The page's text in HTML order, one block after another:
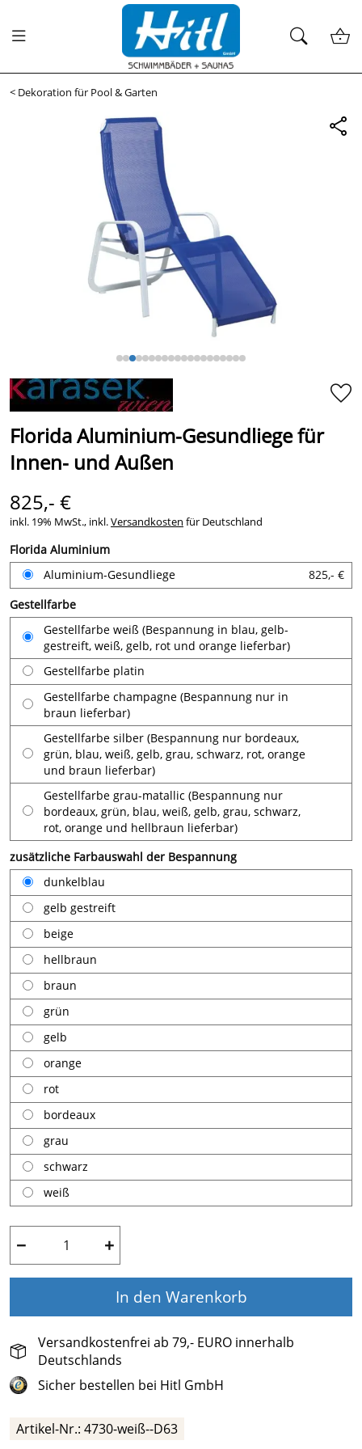
< Dekoration für Pool & Garten
Florida Aluminium-Gesundliege für
Innen- und Außen
825,- €
inkl. 19% MwSt., inkl.Versandkosten für Deutschland
Florida Aluminium
Aluminium-Gesundliege
825,- €
Gestellfarbe
Gestellfarbe weiß (Bespannung in blau, gelb-
gestreift, weiß, gelb, rot und orange lieferbar)
Gestellfarbe platin
Gestellfarbe champagne (Bespannung nur in
braun lieferbar)
Gestellfarbe silber (Bespannung nur bordeaux,
grün, blau, weiß, gelb, grau, schwarz, rot, orange
und braun lieferbar)
Gestellfarbe grau-matallic (Bespannung nur
bordeaux, grün, blau, weiß, gelb, grau, schwarz,
rot, orange und hellbraun lieferbar)
zusätzliche Farbauswahl der Bespannung
dunkelblau
gelb gestreift
beige
hellbraun
braun
grün
gelb
orange
rot
bordeaux
grau
schwarz
weiß
− +
In den Warenkorb
Versandkostenfrei ab 79,- EURO innerhalb
Deutschlands
Sicher bestellen bei Hitl GmbH
Artikel-Nr.: 4730-weiß--D63